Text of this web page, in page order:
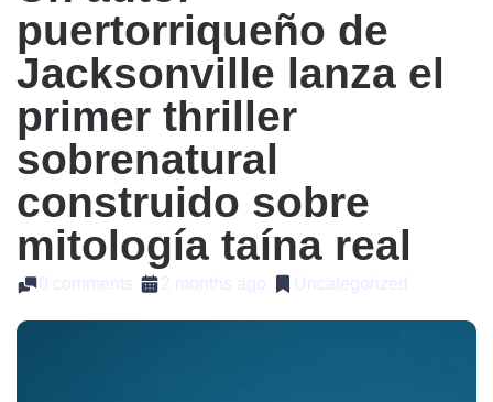
puertorriqueño de
Jacksonville lanza el
primer thriller
sobrenatural
construido sobre
mitología taína real
0 comments 2 months ago Uncategorized